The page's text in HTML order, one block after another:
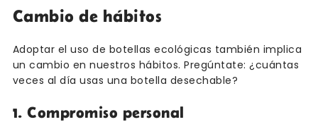
Cambio de hábitos
Adoptar el uso de botellas ecológicas también implica
un cambio en nuestros hábitos. Pregúntate: ¿cuántas
veces al día usas una botella desechable?
1. Compromiso personal